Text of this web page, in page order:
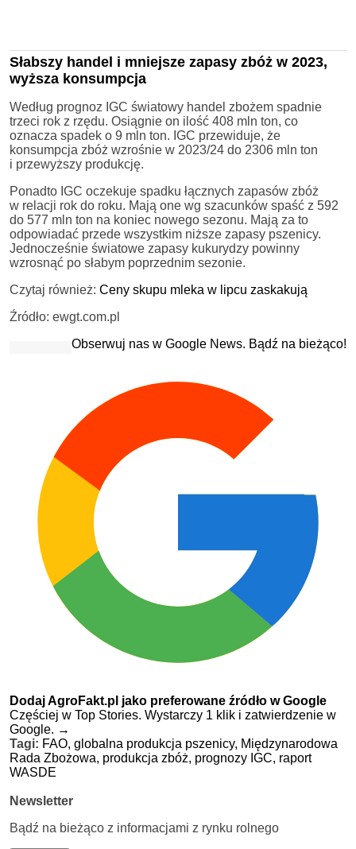
Słabszy handel i mniejsze zapasy zbóż w 2023,
wyższa konsumpcja
Według prognoz IGC światowy handel zbożem spadnie
trzeci rok z rzędu. Osiągnie on ilość 408 mln ton, co
oznacza spadek o 9 mln ton. IGC przewiduje, że
konsumpcja zbóż wzrośnie w 2023/24 do 2306 mln ton
i przewyższy produkcję.
Ponadto IGC oczekuje spadku łącznych zapasów zbóż
w relacji rok do roku. Mają one wg szacunków spaść z 592
do 577 mln ton na koniec nowego sezonu. Mają za to
odpowiadać przede wszystkim niższe zapasy pszenicy.
Jednocześnie światowe zapasy kukurydzy powinny
wzrosnąć po słabym poprzednim sezonie.
Czytaj również: Ceny skupu mleka w lipcu zaskakują
Źródło: ewgt.com.pl
Obserwuj nas w Google News. Bądź na bieżąco!
Dodaj AgroFakt.pl jako preferowane źródło w Google
Częściej w Top Stories. Wystarczy 1 klik i zatwierdzenie w
Google. →
Tagi: FAO, globalna produkcja pszenicy, Międzynarodowa
Rada Zbożowa, produkcja zbóż, prognozy IGC, raport
WASDE
Newsletter
Bądź na bieżąco z informacjami z rynku rolnego